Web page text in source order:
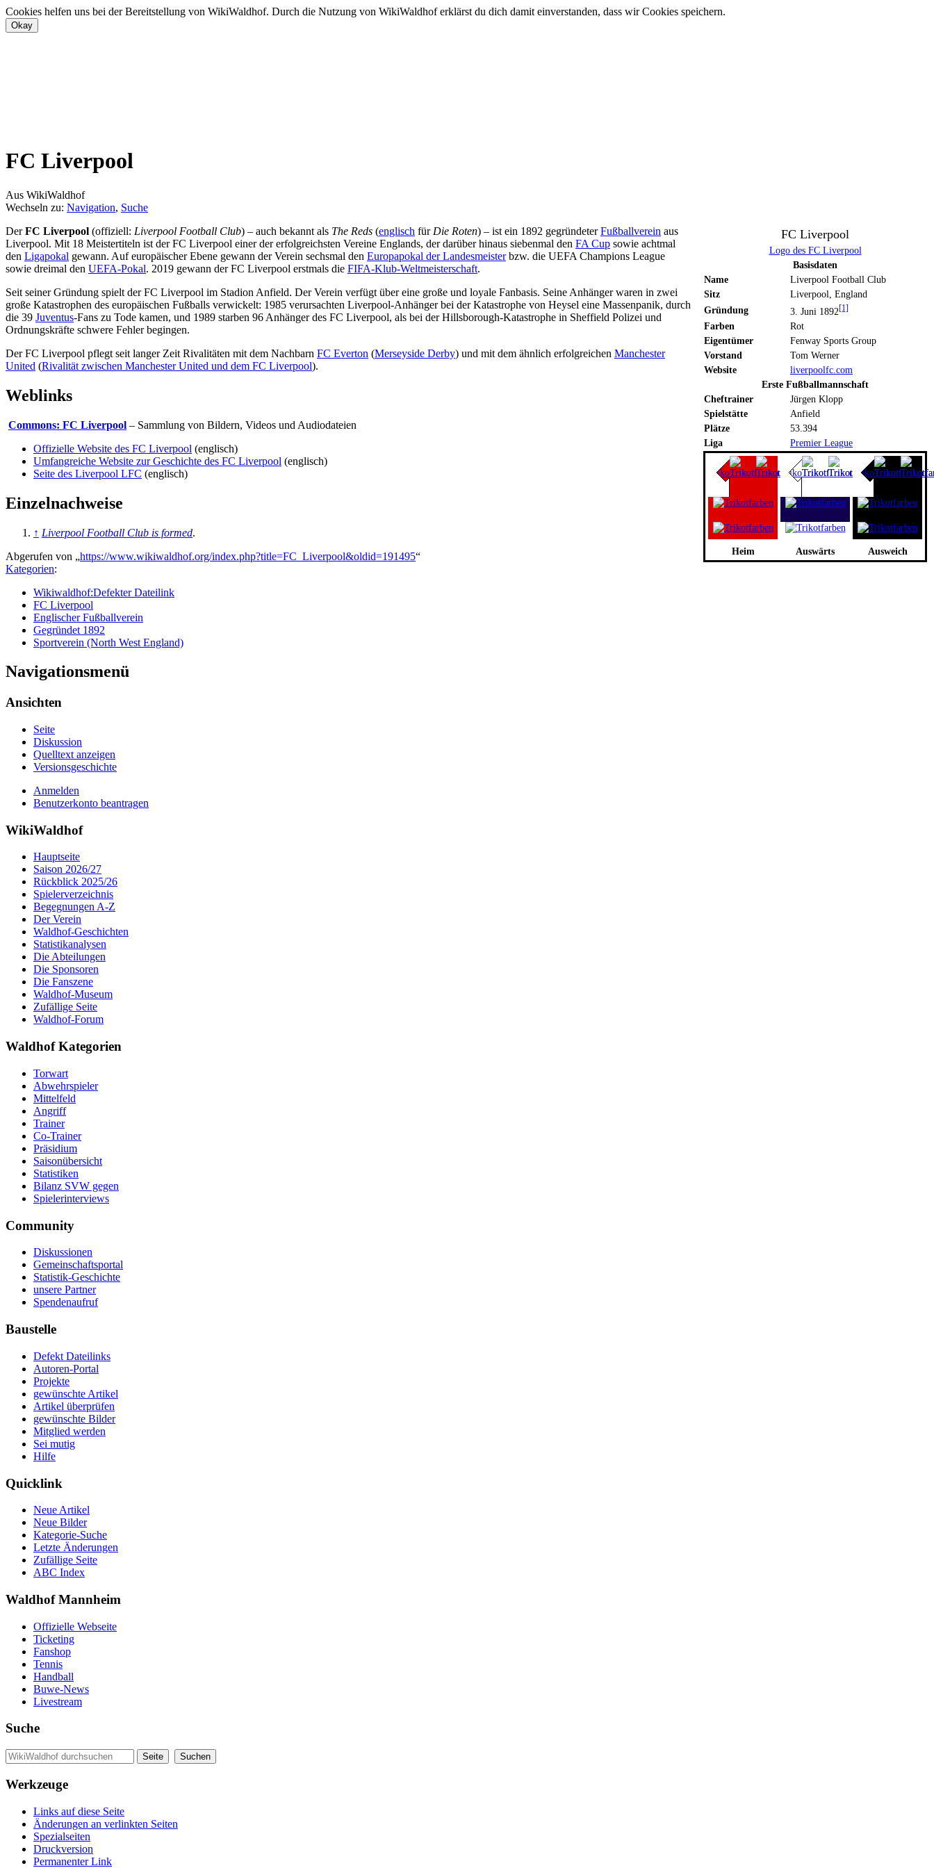
Cookies helfen uns bei der Bereitstellung von WikiWaldhof. Durch die Nutzung von WikiWaldhof erklärst du dich damit einverstanden, dass wir Cookies speichern.
FC Liverpool
Aus WikiWaldhof
Wechseln zu: Navigation, Suche
FC Liverpool
Logo des FC Liverpool
Basisdaten
Name
Liverpool Football Club
Sitz
Liverpool, England
Gründung
3. Juni 1892[1]
Farben
Rot
Eigentümer
Fenway Sports Group
Vorstand
Tom Werner
Website
liverpoolfc.com
Erste Fußballmannschaft
Cheftrainer
Jürgen Klopp
Spielstätte
Anfield
Plätze
53.394
Liga
Premier League
Heim Auswärts Ausweich
DerFC Liverpool (offiziell: Liverpool Football Club) – auch bekannt als The Reds (englisch für Die Roten) – ist ein 1892 gegründeterFußballverein aus
Liverpool. Mit 18 Meistertiteln ist der FC Liverpool einer der erfolgreichsten Vereine Englands, der darüber hinaus siebenmal den FA Cup sowie achtmal
den Ligapokal gewann. Auf europäischer Ebene gewann der Verein sechsmal den Europapokal der Landesmeisterbzw. die UEFA Champions League
sowie dreimal den UEFA-Pokal. 2019 gewann der FC Liverpool erstmals die FIFA-Klub-Weltmeisterschaft.
Seit seiner Gründung spielt der FC Liverpool im Stadion Anfield. Der Verein verfügt über eine große und loyale Fanbasis. Seine Anhänger waren in zwei
große Katastrophen des europäischen Fußballs verwickelt: 1985 verursachten Liverpool-Anhänger bei der Katastrophe von Heysel eine Massenpanik, durch
die 39 Juventus-Fans zu Tode kamen, und 1989 starben 96 Anhänger des FC Liverpool, als bei der Hillsborough-Katastrophe in Sheffield Polizei und
Ordnungskräfte schwere Fehler begingen.
Der FC Liverpool pflegt seit langer Zeit Rivalitäten mit dem Nachbarn FC Everton (Merseyside Derby) und mit dem ähnlich erfolgreichen Manchester
United (Rivalität zwischen Manchester United und dem FC Liverpool).
Weblinks
Commons: FC Liverpool – Sammlung von Bildern, Videos und Audiodateien
Offizielle Website des FC Liverpool (englisch)
Umfangreiche Website zur Geschichte des FC Liverpool (englisch)
Seite des Liverpool LFC (englisch)
Einzelnachweise
↑ Liverpool Football Club is formed.
Abgerufen von „https://www.wikiwaldhof.org/index.php?title=FC_Liverpool&oldid=191495“
Kategorien:
Wikiwaldhof:Defekter Dateilink
FC Liverpool
Englischer Fußballverein
Gegründet 1892
Sportverein (North West England)
Navigationsmenü
Ansichten
Seite
Diskussion
Quelltext anzeigen
Versionsgeschichte
Anmelden
Benutzerkonto beantragen
WikiWaldhof
Hauptseite
Saison 2026/27
Rückblick 2025/26
Spielerverzeichnis
Begegnungen A-Z
Der Verein
Waldhof-Geschichten
Statistikanalysen
Die Abteilungen
Die Sponsoren
Die Fanszene
Waldhof-Museum
Zufällige Seite
Waldhof-Forum
Waldhof Kategorien
Torwart
Abwehrspieler
Mittelfeld
Angriff
Trainer
Co-Trainer
Präsidium
Saisonübersicht
Statistiken
Bilanz SVW gegen
Spielerinterviews
Community
Diskussionen
Gemeinschaftsportal
Statistik-Geschichte
unsere Partner
Spendenaufruf
Baustelle
Defekt Dateilinks
Autoren-Portal
Projekte
gewünschte Artikel
Artikel überprüfen
gewünschte Bilder
Mitglied werden
Sei mutig
Hilfe
Quicklink
Neue Artikel
Neue Bilder
Kategorie-Suche
Letzte Änderungen
Zufällige Seite
ABC Index
Waldhof Mannheim
Offizielle Webseite
Ticketing
Fanshop
Tennis
Handball
Buwe-News
Livestream
Suche
Werkzeuge
Links auf diese Seite
Änderungen an verlinkten Seiten
Spezialseiten
Druckversion
Permanenter Link